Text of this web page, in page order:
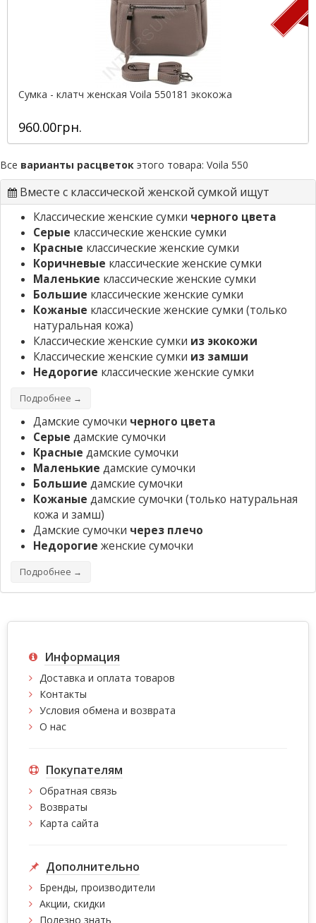
Сумка - клатч женская Voila 550181 экокожа
960.00грн.
Все варианты расцветок этого товара: Voila 550
Вместе с классической женской сумкой ищут
Классические женские сумки черного цвета
Серые классические женские сумки
Красные классические женские сумки
Коричневые классические женские сумки
Маленькие классические женские сумки
Большие классические женские сумки
Кожаные классические женские сумки (только
натуральная кожа)
Классические женские сумки из экокожи
Классические женские сумки из замши
Недорогие классические женские сумки
Подробнее →
Дамские сумочки черного цвета
Серые дамские сумочки
Красные дамские сумочки
Маленькие дамские сумочки
Большие дамские сумочки
Кожаные дамские сумочки (только натуральная
кожа и замш)
Дамские сумочки через плечо
Недорогие женские сумочки
Подробнее →
Информация
Доставка и оплата товаров
Контакты
Условия обмена и возврата
О нас
Покупателям
Обратная связь
Возвраты
Карта сайта
Дополнительно
Бренды, производители
Акции, скидки
Полезно знать